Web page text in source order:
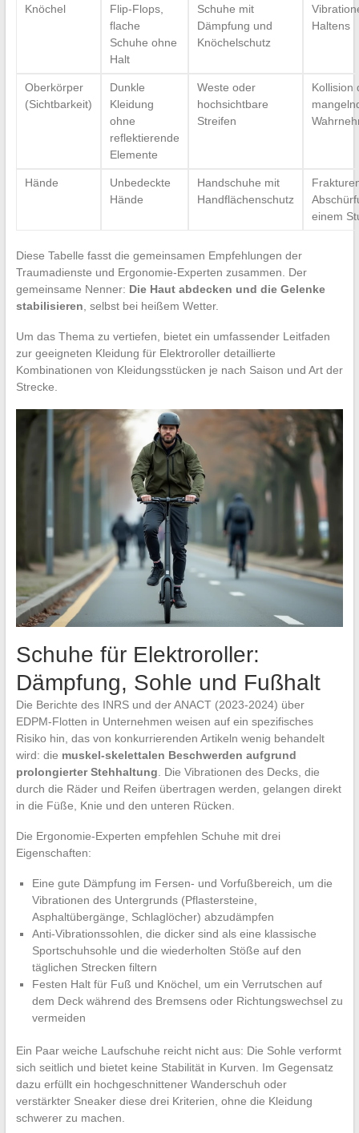
Knöchel
Flip-Flops,
flache
Schuhe ohne
Halt
Schuhe mit
Dämpfung und
Knöchelschutz
Haltens
Oberkörper
(Sichtbarkeit)
Dunkle
Kleidung
ohne
reflektierende
Elemente
Weste oder
hochsichtbare
Streifen
Kollision
Hände
Unbedeckte
Hände
Handschuhe mit
Handflächenschutz
einem
Diese Tabelle fasst die gemeinsamen Empfehlungen der
Traumadienste und Ergonomie-Experten zusammen. Der
gemeinsame Nenner: Die Haut abdecken und die Gelenke
stabilisieren , selbst bei heißem Wetter.
Um das Thema zu vertiefen, bietet ein umfassender Leitfaden
zur geeigneten Kleidung für Elektroroller detaillierte
Kombinationen von Kleidungsstücken je nach Saison und Art der
Strecke.
Schuhe für Elektroroller:
Dämpfung, Sohle und Fußhalt
Die Berichte des INRS und der ANACT (2023-2024) über
EDPM-Flotten in Unternehmen weisen auf ein spezifisches
Risiko hin, das von konkurrierenden Artikeln wenig behandelt
wird: die muskel-skelettalen Beschwerden aufgrund
prolongierter Stehhaltung . Die Vibrationen des Decks, die
durch die Räder und Reifen übertragen werden, gelangen direkt
in die Füße, Knie und den unteren Rücken.
Die Ergonomie-Experten empfehlen Schuhe mit drei
Eigenschaften:
Eine gute Dämpfung im Fersen- und Vorfußbereich, um die
Vibrationen des Untergrunds (Pflastersteine,
Asphaltübergänge, Schlaglöcher) abzudämpfen
Anti-Vibrationssohlen, die dicker sind als eine klassische
Sportschuhsohle und die wiederholten Stöße auf den
täglichen Strecken filtern
Festen Halt für Fuß und Knöchel, um ein Verrutschen auf
dem Deck während des Bremsens oder Richtungswechsel zu
vermeiden
Ein Paar weiche Laufschuhe reicht nicht aus: Die Sohle verformt
sich seitlich und bietet keine Stabilität in Kurven. Im Gegensatz
dazu erfüllt ein hochgeschnittener Wanderschuh oder
verstärkter Sneaker diese drei Kriterien, ohne die Kleidung
schwerer zu machen.